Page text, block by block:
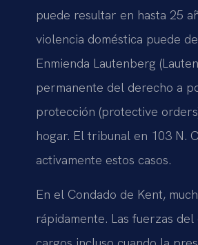
puede resultar en hasta 25
violencia doméstica puede
Enmienda Lautenberg
permanente del derecho a
protección (protective
hogar. El tribunal en 103 N.
activamente estos casos.
En el Condado de Kent,
rápidamente. Las fuerzas